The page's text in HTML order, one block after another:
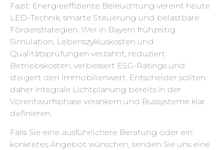
Fazit: Energieeffiziente Beleuchtung vereint heute
LED-Technik, smarte Steuerung und belastbare
Förderstrategien. Wer in Bayern frühzeitig
Simulation, Lebenszykluskosten und
Qualitätsprüfungen verzahnt, reduziert
Betriebskosten, verbessert ESG-Ratings und
steigert den Immobilienwert. Entscheider sollten
daher integrale Lichtplanung bereits in der
Vorentwurfsphase verankern und Bussysteme klar
definieren.
Falls Sie eine ausführlichere Beratung oder ein
konkretes Angebot wünschen, senden Sie uns eine